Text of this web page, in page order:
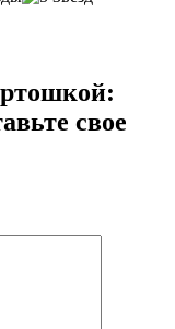
свое